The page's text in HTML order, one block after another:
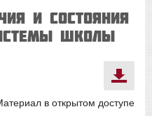
и состояния
школы
в открытом доступе